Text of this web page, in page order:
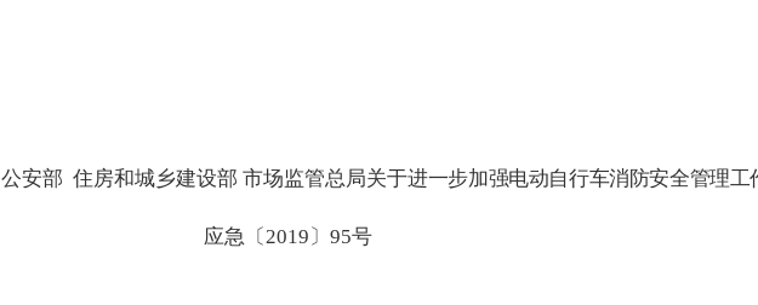
公安部住房和城乡建设部 市场监管总局关于进一步加强电动自行车消防安全管理工
应急〔2019 〕 95号